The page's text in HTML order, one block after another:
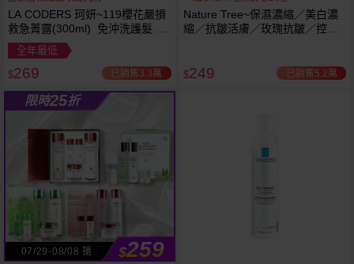
LA CODERS 珂妍~119櫻花嚴損
救急菁露(300ml) 免沖洗護髮 蕾
舒法克
全年最低
$269 已銷售3.3萬
Nature Tree~保濕濃縮／美白濃
縮／抗皺活膚／玫瑰抗皺／控油
$249 已銷售5.2萬
限時25折
07/29-08/08 搶 $259